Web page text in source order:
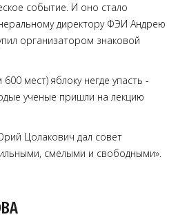
событие. И оно стало
директору ФЭИ Андрею
организатором знаковой
мест) яблоку негде упасть -
ученые пришли на лекцию
Цолакович дал совет
смелыми и свободными».